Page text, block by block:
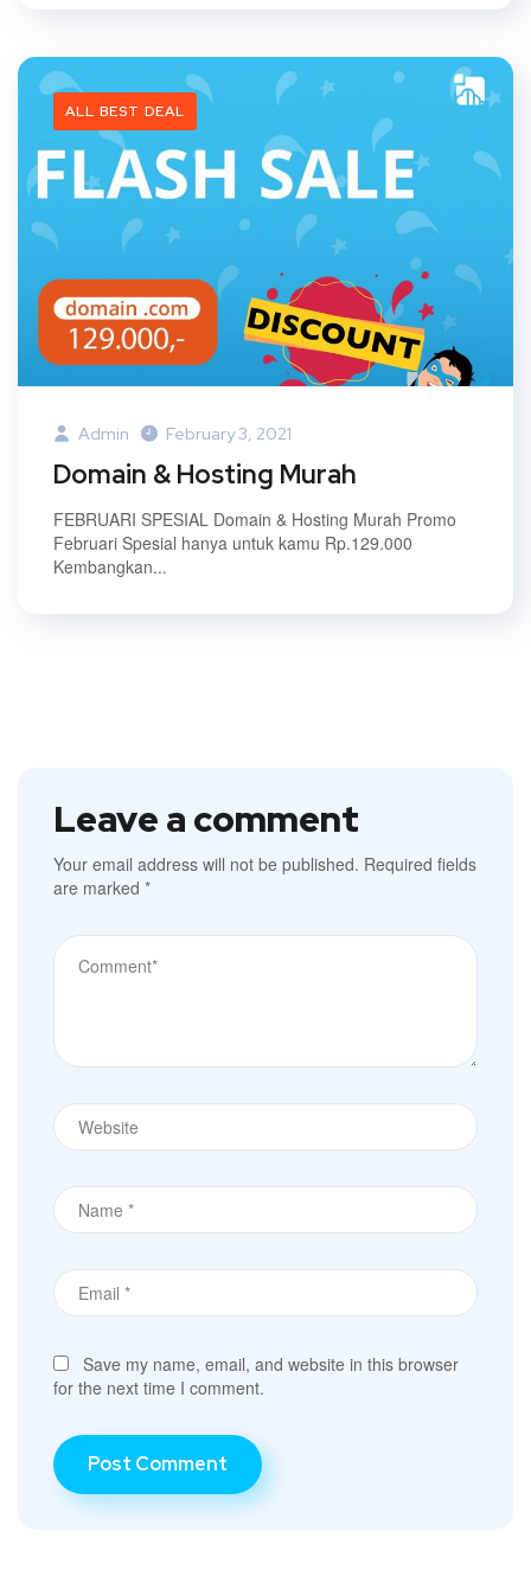
ALL BEST DEAL
Admin February 3, 2021
Domain & Hosting Murah
FEBRUARI SPESIAL Domain & Hosting Murah Promo
Februari Spesial hanya untuk kamu Rp.129.000
Kembangkan...
Leave a comment
Your email address will not be published. Required fields
are marked *
Save my name, email, and website in this browser
for the next time I comment.